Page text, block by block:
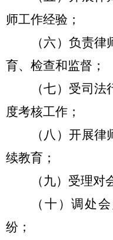
师工作经验；
（六）负责
育、检查和监督；
（七）受司
度考核工作；
（八）开展
续教育；
（九）受理对
（十）调处
纷；